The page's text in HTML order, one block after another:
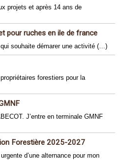
projets et après 14 ans de
pour ruches en ile de france
souhaite démarer une activité (…)
forestiers pour la
J’entre en terminale GMNF
Forestière 2025-2027
d’une alternance pour mon